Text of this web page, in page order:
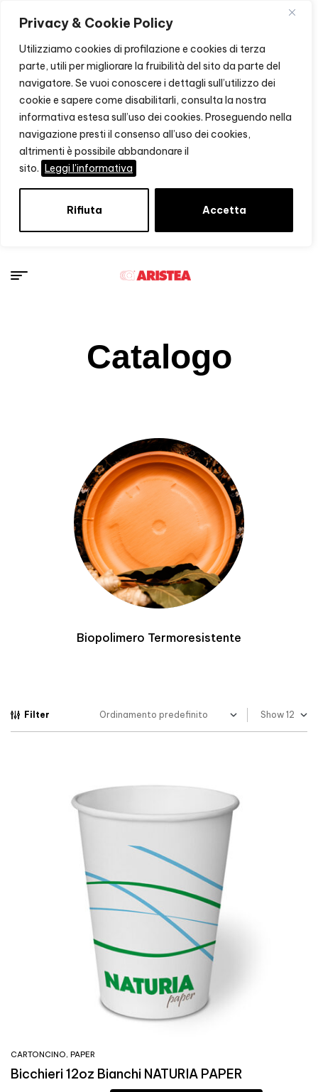
Privacy & Cookie Policy
Utilizziamo cookies di profilazione e cookies di terza
parte, utili per migliorare la fruibilità del sito da parte del
navigatore. Se vuoi conoscere i dettagli sull’utilizzo dei
cookie e sapere come disabilitarli, consulta la nostra
informativa estesa sull’uso dei cookies. Proseguendo nella
navigazione presti il consenso all’uso dei cookies,
altrimenti è possibile abbandonare il
sito. Leggi l'informativa
Rifiuta Accetta
Catalogo
Biopolimero Termoresistente
Filter Show
CARTONCINO, PAPER
Bicchieri 12oz Bianchi NATURIA PAPER